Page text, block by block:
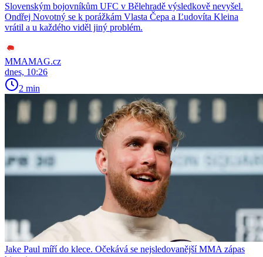
Slovenským bojovníkům UFC v Bělehradě výsledkově nevyšel.
Ondřej Novotný se k porážkám Vlasta Čepa a Ľudovíta Kleina
vrátil a u každého viděl jiný problém.
MMAMAG.cz
dnes, 10:26
2 min
Jake Paul míří do klece. Očekává se nejsledovanější MMA zápas